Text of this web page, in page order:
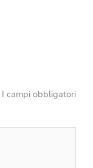
I campi obbligatori